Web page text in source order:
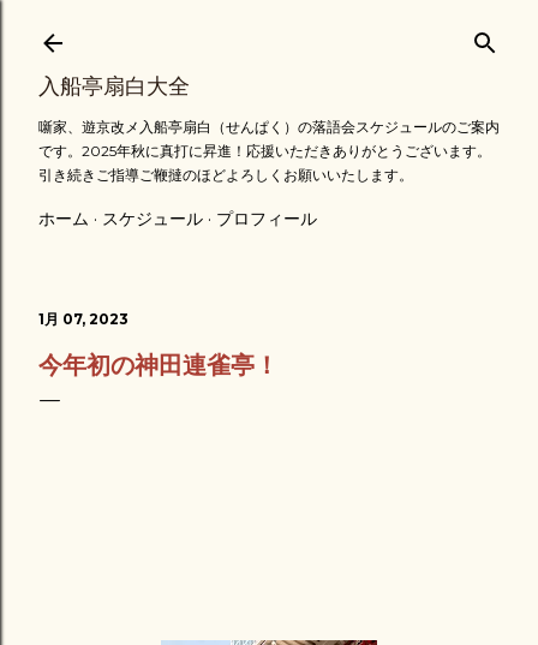
スキップしてメイン コンテンツに移動
入船亭扇白大全
噺家、遊京改メ入船亭扇白（せんぱく）の落語会スケジュールのご案内
です。2025年秋に真打に昇進！応援いただきありがとうございます。
引き続きご指導ご鞭撻のほどよろしくお願いいたします。
ホーム スケジュール プロフィール
1月 07, 2023
今年初の神田連雀亭！